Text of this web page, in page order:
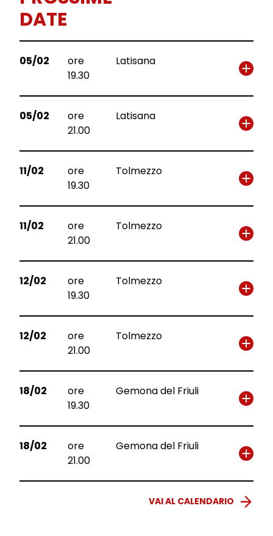
DATE
05/02
ore
19.30
Latisana
05/02
ore
21.00
Latisana
11/02
ore
19.30
Tolmezzo
11/02
ore
21.00
Tolmezzo
12/02
ore
19.30
Tolmezzo
12/02
ore
21.00
Tolmezzo
18/02
ore
19.30
Gemona del Friuli
18/02
ore
21.00
Gemona del Friuli
VAI AL CALENDARIO